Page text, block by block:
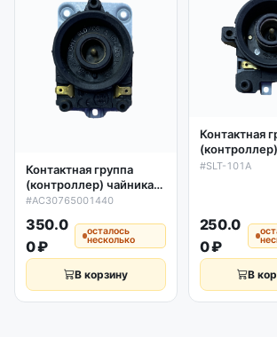
Контактная группа
(контроллер) чайника
Scarlett SC-027 Sunlight
AC30765001440
#AC30765001440
350.0
0 ₽
осталось
несколько
В корзину
Контактная
SLT-101A 10A
#SLT-101A
250.0
0 ₽
В